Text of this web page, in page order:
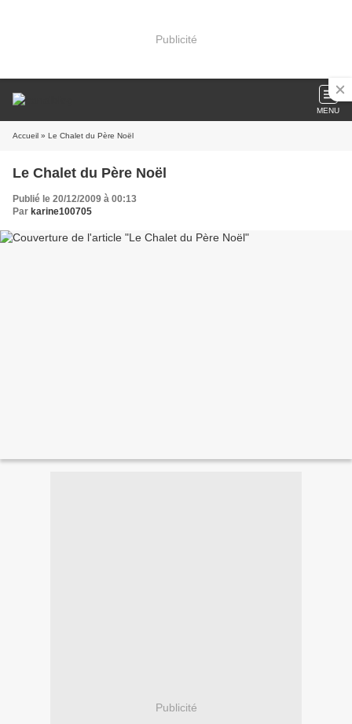
Publicité
MENU
Accueil » Le Chalet du Père Noël
Le Chalet du Père Noël
Publié le 20/12/2009 à 00:13
Par karine100705
Publicité